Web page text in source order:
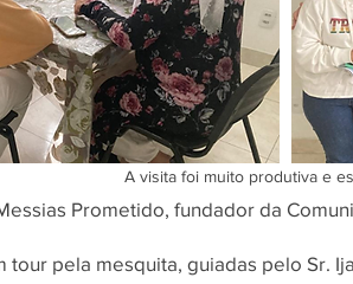
Título 6
A visita foi muito produtiva e
Prometido, fundador da
tour pela mesquita, guiadas pelo Sr.